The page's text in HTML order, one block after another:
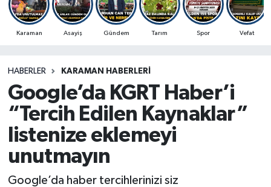
Karaman Asayiş Gündem Tarım Spor Vefat
HABERLER KARAMAN HABERLERI
Google’da KGRT Haber’i
“Tercih Edilen Kaynaklar”
listenize eklemeyi
unutmayın
Google’da haber tercihlerinizi siz
Spor Haberleri
Ulusal Haberler
Vefat Edenler